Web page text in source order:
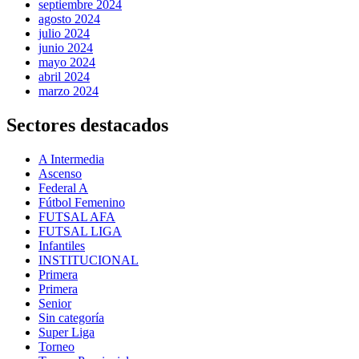
septiembre 2024
agosto 2024
julio 2024
junio 2024
mayo 2024
abril 2024
marzo 2024
Sectores destacados
A Intermedia
Ascenso
Federal A
Fútbol Femenino
FUTSAL AFA
FUTSAL LIGA
Infantiles
INSTITUCIONAL
Primera
Primera
Senior
Sin categoría
Super Liga
Torneo